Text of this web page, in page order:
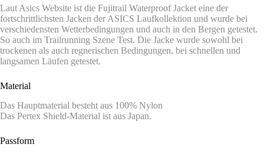
Laut Asics Website ist die Fujitrail Waterproof Jacket eine der
fortschrittlichsten Jacken der ASICS Laufkollektion und wurde bei
verschiedensten Wetterbedingungen und auch in den Bergen getestet.
So auch im Trailrunning Szene Test. Die Jacke wurde sowohl bei
trockenen als auch regnerischen Bedingungen, bei schnellen und
langsamen Läufen getestet.
Material
Das Hauptmaterial besteht aus 100% Nylon
Das Pertex Shield-Material ist aus Japan.
Passform